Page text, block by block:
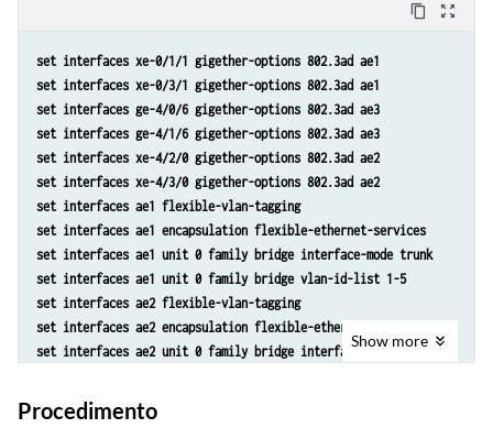
content_copy zoom_out_map
set interfaces xe-0/1/1 gigether-options 802.3ad ae1
set interfaces xe-0/3/1 gigether-options 802.3ad ae1
set interfaces ge-4/0/6 gigether-options 802.3ad ae3
set interfaces ge-4/1/6 gigether-options 802.3ad ae3
set interfaces xe-4/2/0 gigether-options 802.3ad ae2
set interfaces xe-4/3/0 gigether-options 802.3ad ae2
set interfaces ae1 flexible-vlan-tagging
set interfaces ae1 encapsulation flexible-ethernet-services
set interfaces ae1 unit 0 family bridge interface-mode trunk
set interfaces ae1 unit 0 family bridge vlan-id-list 1-5
set interfaces ae2 flexible-vlan-tagging
set interfaces ae2 encapsulation flexible-ethernet-services
set interfaces ae2 unit 0 family bridge interface-mode trunk
set interfaces ae3 flexible-vlan-tagging
set interfaces ae3 encapsulation flexible-ethernet-services
Show more
Procedimento